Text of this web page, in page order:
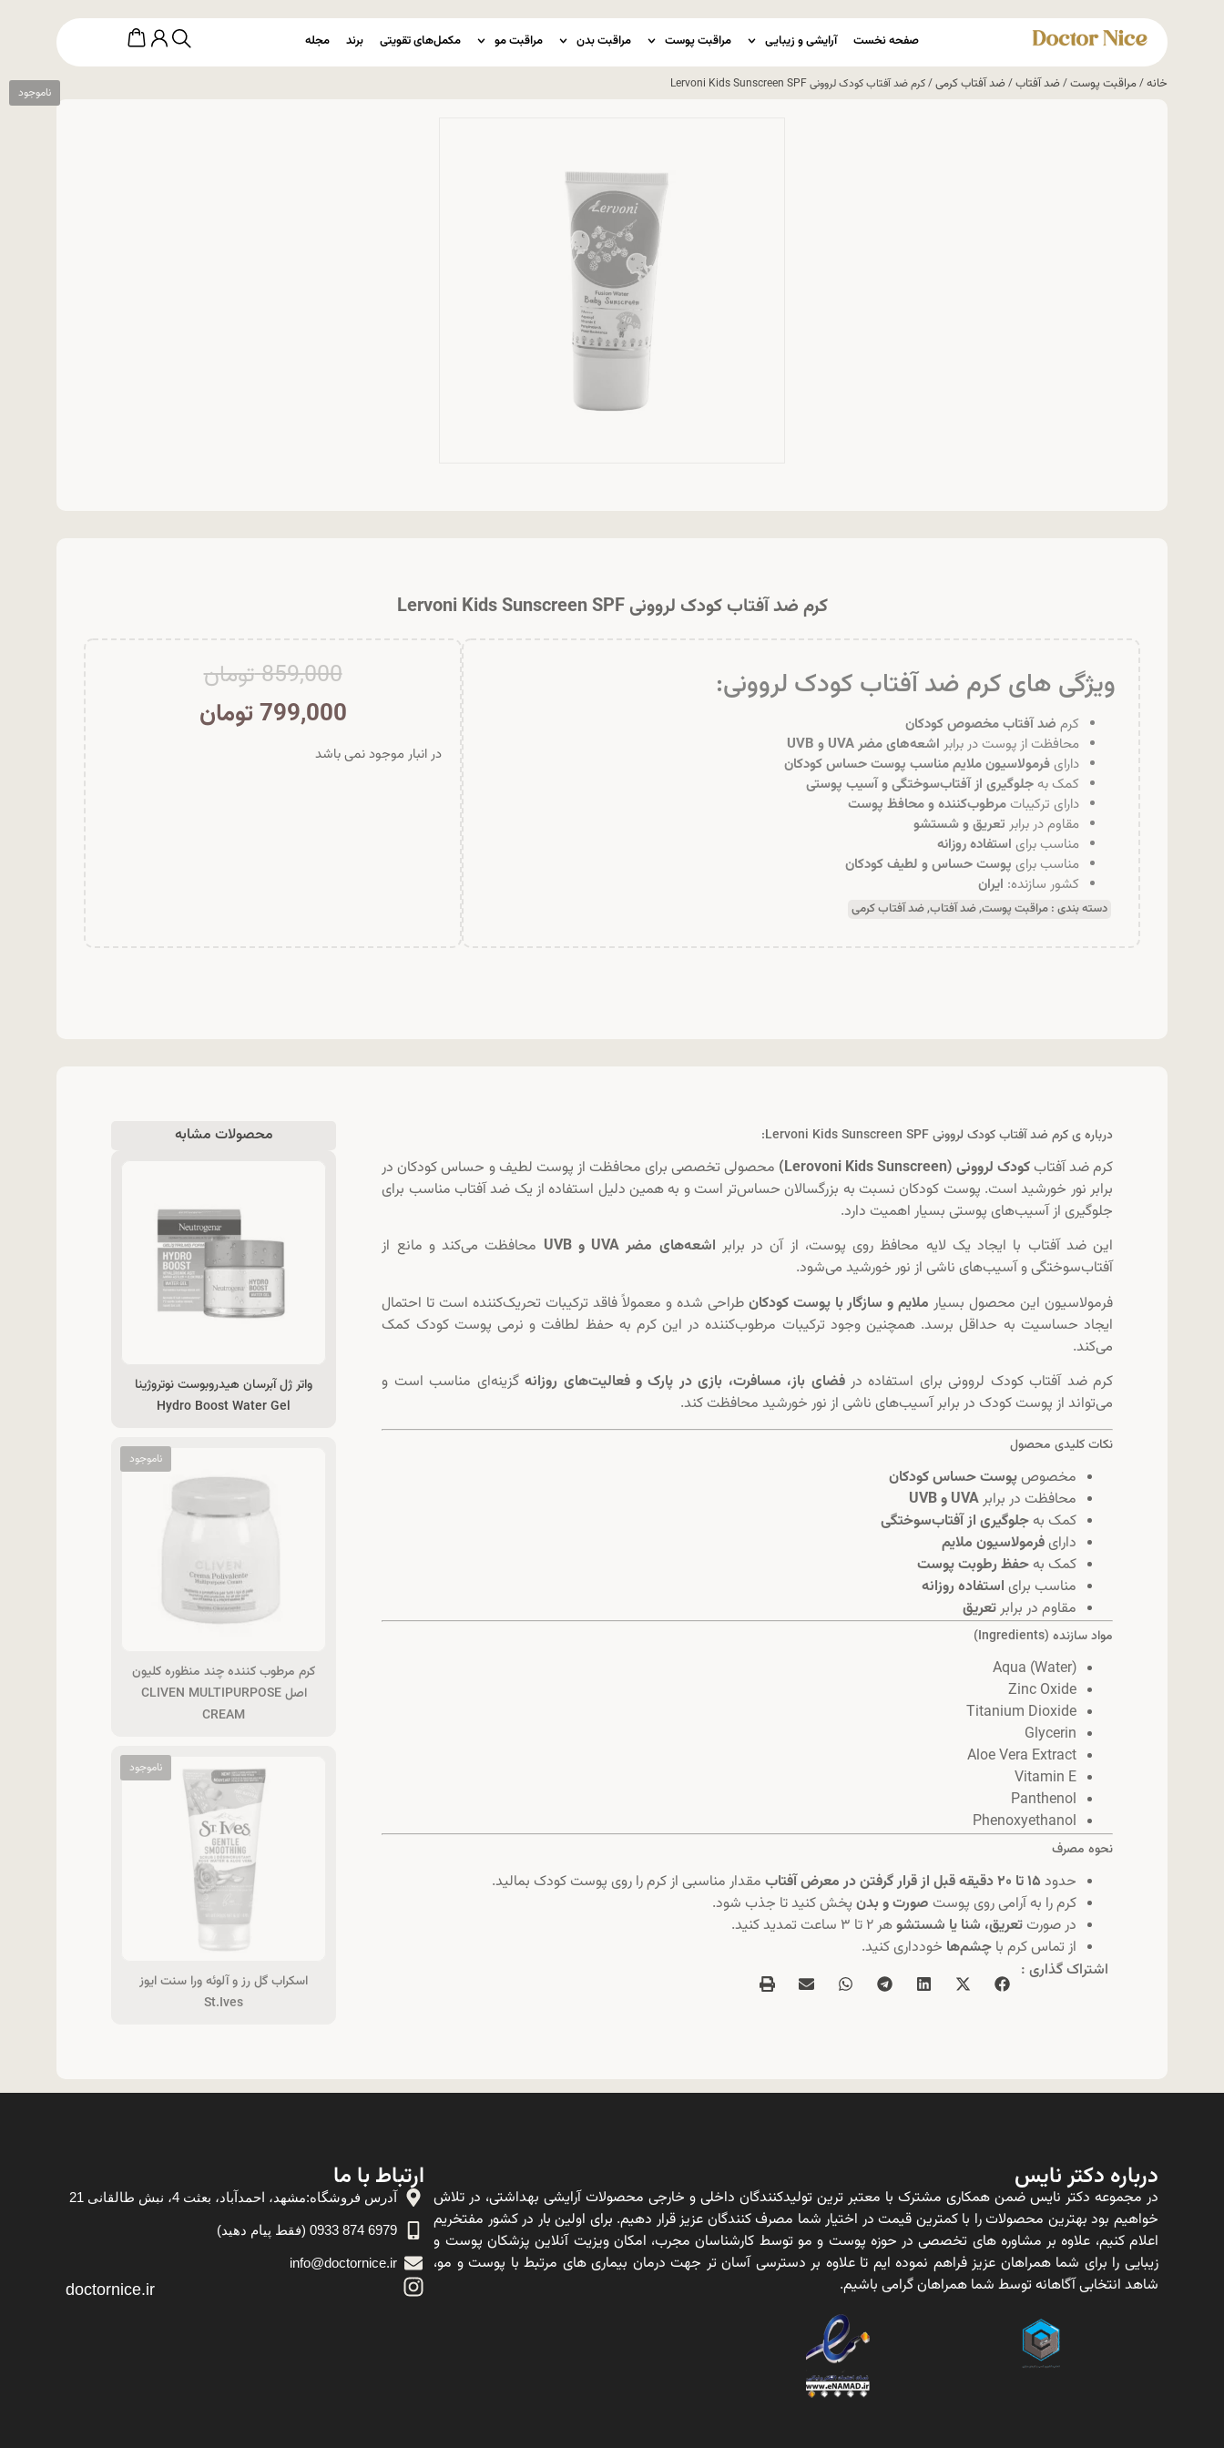
صفحه نخست آرایشی و زیبایی مراقبت پوست مراقبت بدن مراقبت مو مکمل‌های تقویتی برند مجله
خانه/مراقبت پوست/ضد آفتاب/ضد آفتاب کرمی/ کرم ضد آفتاب کودک لروونی Lervoni Kids Sunscreen SPF
کرم ضد آفتاب کودک لروونی Lervoni Kids Sunscreen SPF
ویژگی های کرم ضد آفتاب کودک لروونی:
کرم ضد آفتاب مخصوص کودکان
محافظت از پوست در برابر اشعه‌های مضر UVA و UVB
دارایفرمولاسیون ملایم مناسب پوست حساس کودکان
کمک به جلوگیری از آفتاب‌سوختگی و آسیب پوستی
دارای ترکیباتمرطوب‌کننده و محافظ پوست
مقاوم در برابر تعریق و شستشو
مناسب برای استفاده روزانه
مناسب برای پوست حساس و لطیف کودکان
کشور سازنده: ایران
دسته بندی : مراقبت پوست,ضد آفتاب,ضد آفتاب کرمی
859,000تومان
799,000تومان
در انبار موجود نمی باشد
درباره ی کرم ضد آفتاب کودک لروونی Lervoni Kids Sunscreen SPF:
کرم ضد آفتابکودک لروونی (Lerovoni Kids Sunscreen)
محصولی تخصصی برای محافظت از پوست لطیف و حساس کودکان در
برابر نور خورشید است. پوست کودکان نسبت به بزرگسالان حساس‌تر است و به همین دلیل استفاده از یک ضد آفتاب مناسب برای
جلوگیری از آسیب‌های پوستی بسیار اهمیت دارد.
این ضد آفتاب با ایجاد یک لایه محافظ روی پوست، از آن در برابر اشعه‌های مضر UVA و UVB
محافظت می‌کند و مانع از
آفتاب‌سوختگی و آسیب‌های ناشی از نور خورشید می‌شود.
فرمولاسیون این محصول بسیار ملایم و سازگار با پوست کودکان طراحی شده و معمولاً فاقد ترکیبات تحریک‌کننده است تا احتمال
ایجاد حساسیت به حداقل برسد. همچنین وجود ترکیبات مرطوب‌کننده در این کرم به حفظ لطافت و نرمی پوست کودک کمک
می‌کند.
کرم ضد آفتاب کودک لروونی برای استفاده درفضای باز، مسافرت، بازی در پارک و فعالیت‌های روزانهگزینه‌ای مناسب است و
می‌تواند از پوست کودک در برابر آسیب‌های ناشی از نور خورشید محافظت کند.
نکات کلیدی محصول
مخصوصپوست حساس کودکان
محافظت در برابرUVA و UVB
کمک بهجلوگیری از آفتاب‌سوختگی
دارایفرمولاسیون ملایم
کمک بهحفظ رطوبت پوست
مناسب برای استفاده روزانه
مقاوم در برابرتعریق
مواد سازنده (Ingredients)
Aqua (Water)
Zinc Oxide
Titanium Dioxide
Glycerin
Aloe Vera Extract
Vitamin E
Panthenol
Phenoxyethanol
نحوه مصرف
حدود ۱۵ تا ۲۰ دقیقه قبل از قرار گرفتن در معرض آفتاب
مقدار مناسبی از کرم را روی پوست کودک بمالید.
کرم را به آرامی روی پوست صورت و بدن پخش کنید تا جذب شود.
در صورتتعریق، شنا یا شستشوهر ۲ تا ۳ ساعت تمدید کنید.
از تماس کرم با چشم‌ها خودداری کنید.
اشتراک گذاری :
محصولات مشابه
واتر ژل آبرسان هیدروبوست نوتروژینا
Hydro Boost Water Gel
کرم مرطوب کننده چند منظوره کلیون
اصل CLIVEN MULTIPURPOSE
CREAM
اسکراب گل رز و آلوئه ورا سنت ایوز
St.Ives
درباره دکتر نایس
در مجموعه دکتر نایس ضمن همکاری مشترک با معتبر ترین تولیدکنندگان داخلی و خارجی محصولات آرایشی بهداشتی، در تلاش
خواهیم بود بهترین محصولات را با کمترین قیمت در اختیار شما مصرف کنندگان عزیز قرار دهیم. برای اولین بار در کشور مفتخریم
اعلام کنیم، علاوه بر مشاوره های تخصصی در حوزه پوست و مو توسط کارشناسان مجرب، امکان ویزیت آنلاین پزشکان پوست و
زیبایی را برای شما همراهان عزیز فراهم نموده ایم تا علاوه بر دسترسی آسان تر جهت درمان بیماری های مرتبط با پوست و مو،
شاهد انتخابی آگاهانه توسط شما همراهان گرامی باشیم.
ارتباط با ما
آدرس فروشگاه:مشهد، احمدآباد، بعثت 4، نبش طالقانی 21
6979 874 0933 (فقط پیام دهید)
info@doctornice.ir
doctornice.ir